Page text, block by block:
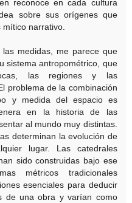
reconoce en cada cultura
sobre sus orígenes que
narrativo.
medidas, me parece que
sistema antropométrico, que
las regiones y las
problema de la combinación
y medida del espacio es
en la historia de las
al mundo muy distintas.
determinan la evolución de
lugar. Las catedrales
sido construidas bajo ese
métricos tradicionales
esenciales para deducir
de una obra y varían como